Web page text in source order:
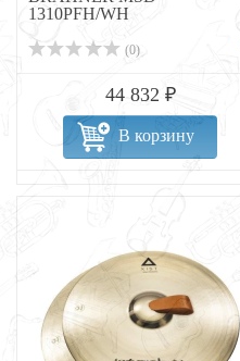
1310PFH/WH
(0)
44 832 ₽
В корзину